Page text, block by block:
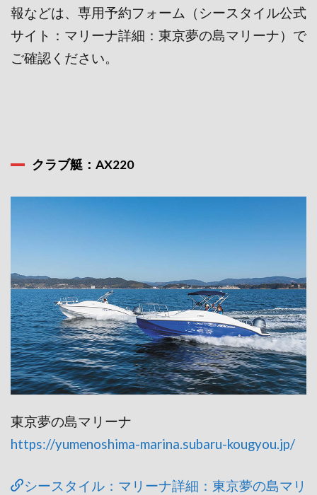
報などは、専用予約フォーム（シースタイル公式
サイト：マリーナ詳細：東京夢の島マリーナ）で
ご確認ください。
クラブ艇：AX220
東京夢の島マリーナ
https://yumenoshima-marina.subaru-kougyou.jp/
シースタイル：マリーナ詳細：東京夢の島マリ